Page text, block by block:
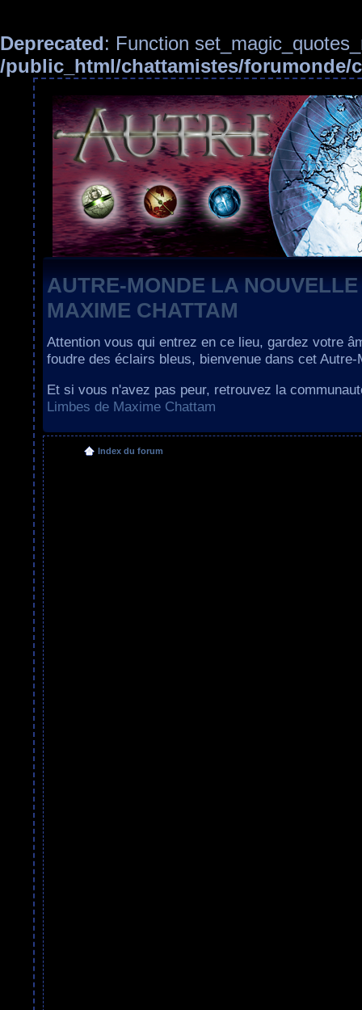
Deprecated: Function
/public_html/chattamistes/forumonde/
AUTRE-MONDE LA
MAXIME CHATTAM
Attention vous qui entrez en ce lieu, gardez votre
foudre des éclairs bleus, bienvenue dans cet Autre-
Et si vous n'avez pas peur, retrouvez la
Limbes de Maxime Chattam
Index du forum